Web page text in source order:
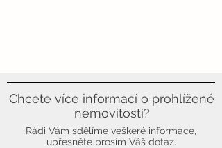
Chcete více informací o prohlížené
nemovitosti?
Rádi Vám sdělíme veškeré informace,
upřesněte prosím Váš dotaz.